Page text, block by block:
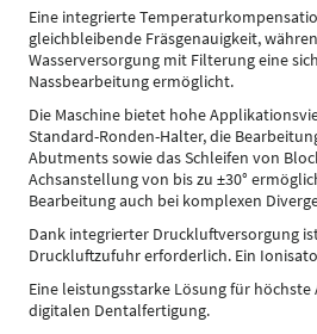
Eine integrierte
gleichbleibende Fräsgenauigkeit,
Wasserversorgung mit Filterung eine
Nassbearbeitung ermöglicht.
Die Maschine bietet hohe
Standard-Ronden-Halter, die
Abutments sowie das Schleifen von
Achsanstellung von bis zu ±30°
Bearbeitung auch bei komplexen
Dank integrierter Druckluftversorgung
Druckluftzufuhr erforderlich. Ein
Eine leistungsstarke Lösung für
digitalen Dentalfertigung.